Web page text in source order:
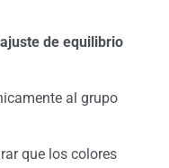
de equilibrio
al grupo
que los colores